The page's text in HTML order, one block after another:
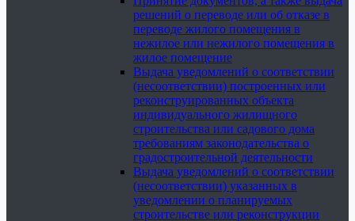
решений о переводе или об отказе в
переводе жилого помещения в
нежилое или нежилого помещения в
жилое помещение
Выдача уведомлений о соответствии
(несоответствии) построенных или
реконструированных объекта
индивидуального жилищного
строительства или садового дома
требованиям законодательства о
градостроительной деятельности
Выдача уведомлений о соответствии
(несоответствии) указанных в
уведомлении о планируемых
строительстве или реконструкции